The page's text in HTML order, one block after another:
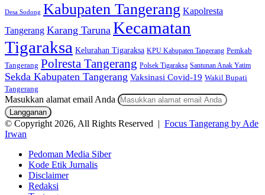
Desa Sodong Kabupaten Tangerang Kapolresta
Tangerang Karang Taruna Kecamatan
Tigaraksa Kelurahan Tigaraksa KPU Kabupaten Tangerang Pemkab
Tangerang Polresta Tangerang Polsek Tigaraksa Santunan Anak Yatim
Sekda Kabupaten Tangerang Vaksinasi Covid-19 Wakil Bupati
Tangerang
Masukkan alamat email Anda
© Copyright 2026, All Rights Reserved | Focus Tangerang by Ade
Irwan
Pedoman Media Siber
Kode Etik Jurnalis
Disclaimer
Redaksi